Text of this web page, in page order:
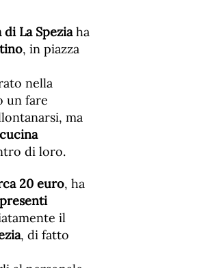
La Speziaha
, in piazza
nella
un fare
ma
di loro.
20 euro, ha
il
, di fatto